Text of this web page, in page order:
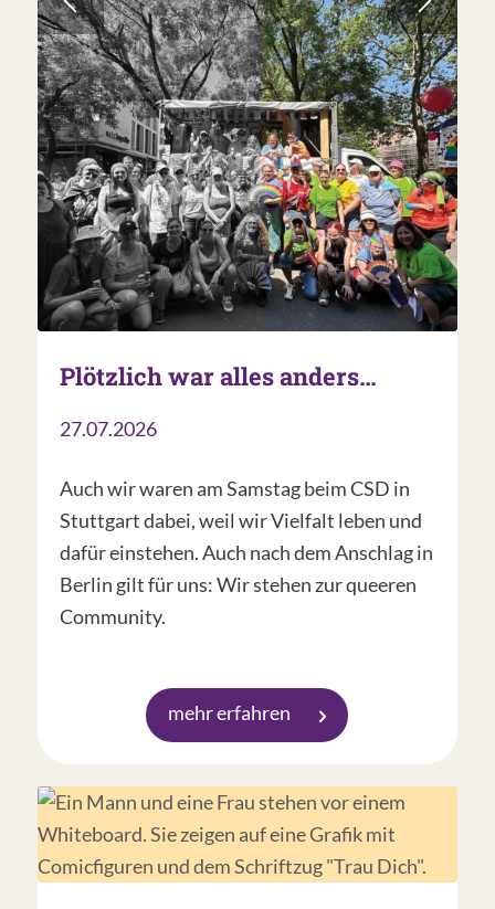
Plötzlich war alles anders…
27.07.2026
Auch wir waren am Samstag beim CSD in
Stuttgart dabei, weil wir Vielfalt leben und
dafür einstehen. Auch nach dem Anschlag in
Berlin gilt für uns: Wir stehen zur queeren
Community.
mehr erfahren